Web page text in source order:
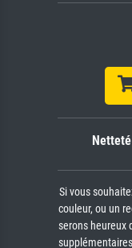
Si vous
couleur, ou un
serons heureux